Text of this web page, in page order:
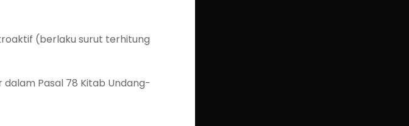
(berlaku surut terhitung
Pasal 78 Kitab Undang-